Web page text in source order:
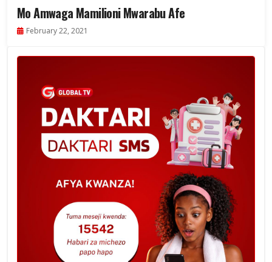
Mo Amwaga Mamilioni Mwarabu Afe
February 22, 2021